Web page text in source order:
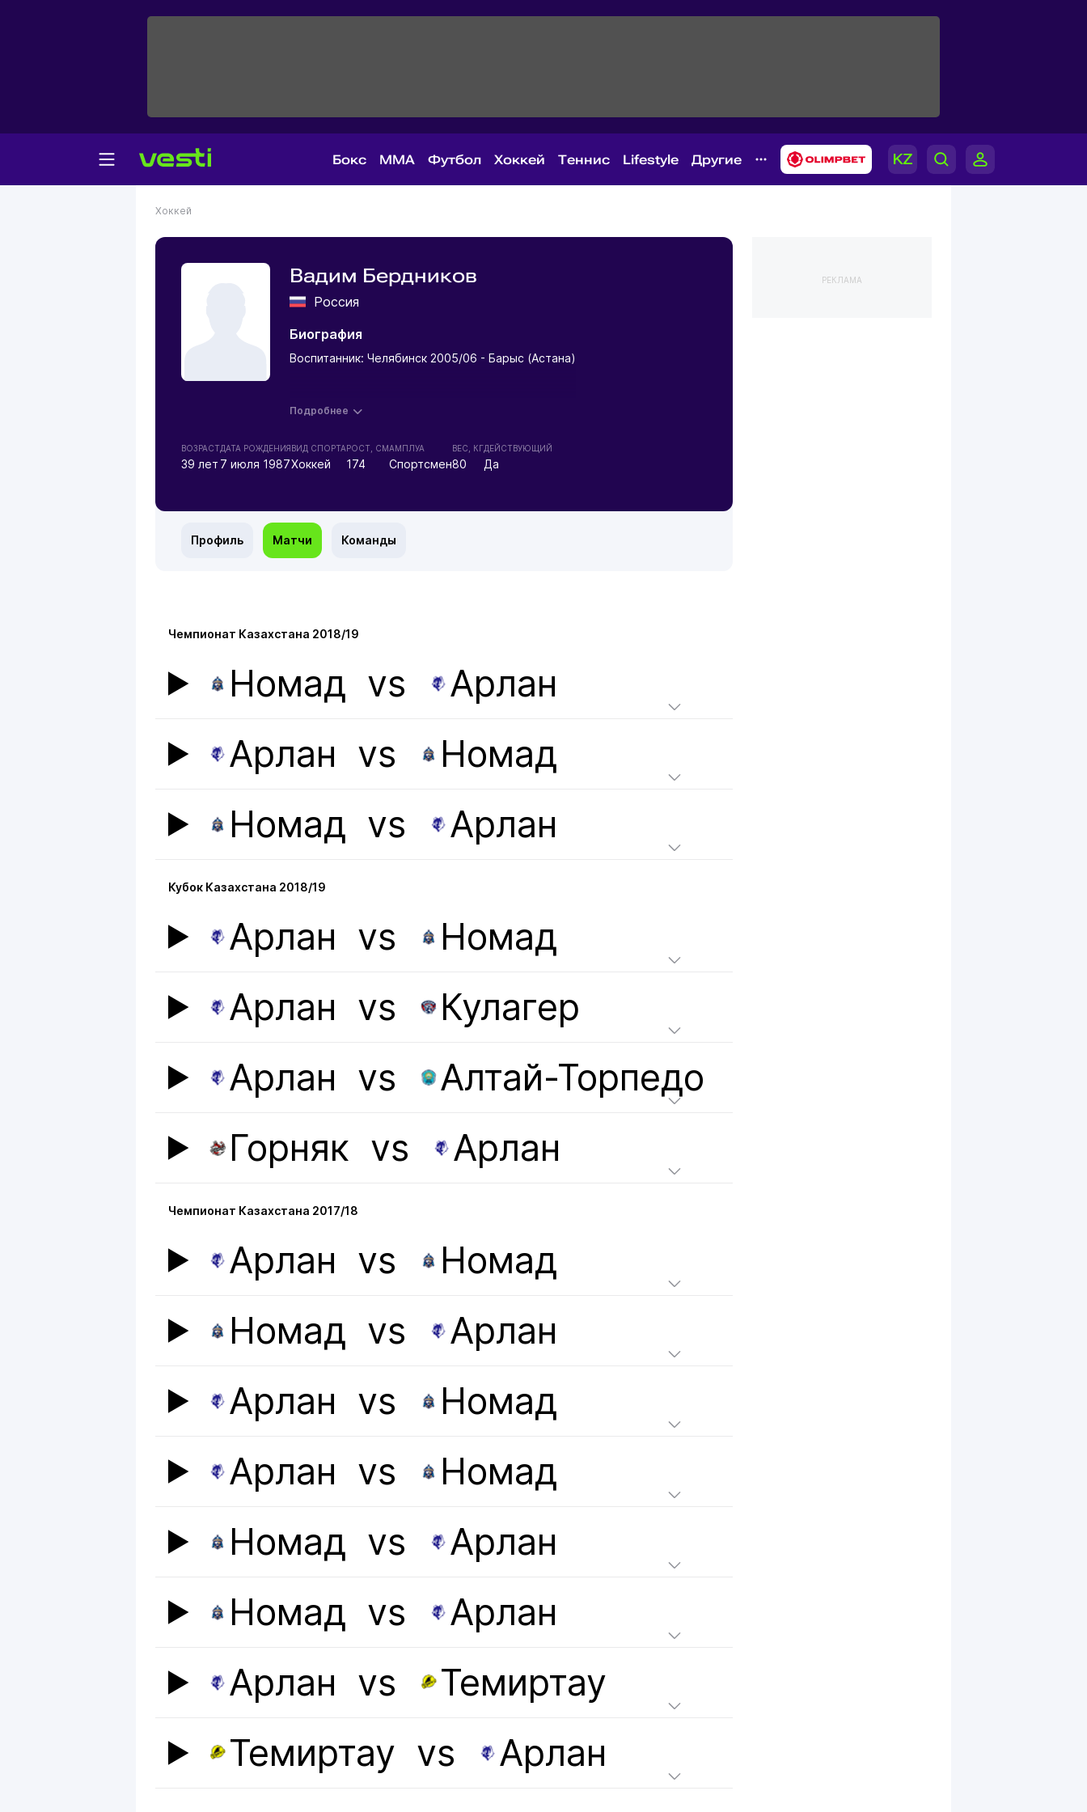
Бокс MMA Футбол Хоккей Теннис Lifestyle Другие
Хоккей
Вадим Бердников
Россия
Биография
Воспитанник: Челябинск 2005/06 - Барыс (Астана)
Подробнее
ВОЗРАСТ
39 лет
ДАТА РОЖДЕНИЯ
7 июля 1987
ВИД СПОРТА
Хоккей
РОСТ, СМ
174
АМПЛУА
Спортсмен
ВЕС, КГ
80
ДЕЙСТВУЮЩИЙ
Да
Профиль Матчи Команды
Чемпионат Казахстана 2018/19
Номад vs
Арлан
Арлан vs
Номад
Номад vs Арлан
Кубок Казахстана 2018/19
Арлан vs
Номад
Арлан vs
Кулагер
Арлан vs
Алтай-Торпедо
Горняк vs Арлан
Чемпионат Казахстана 2017/18
Арлан vs
Номад
Номад vs
Арлан
Арлан vs
Номад
Арлан vs
Номад
Номад vs
Арлан
Номад vs
Арлан
Арлан vs
Темиртау
Темиртау vs Арлан
РЕКЛАМА